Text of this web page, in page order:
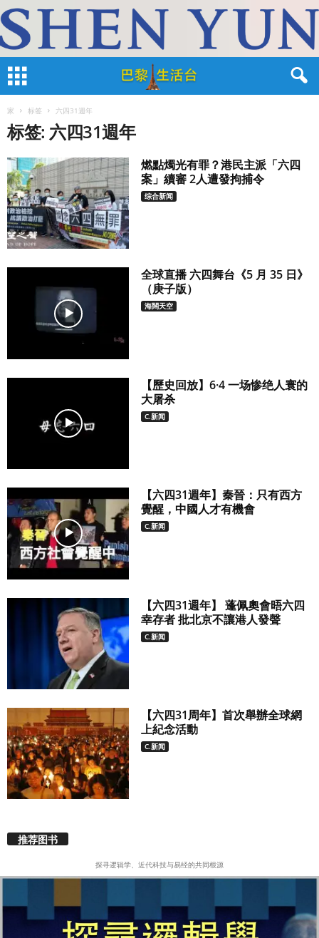
家 标签 六四31週年
标签: 六四31週年
燃點燭光有罪？港民主派「六四
案」續審 2人遭發拘捕令
综合新闻
全球直播 六四舞台《5 月 35 日》
（庚子版）
海闊天空
【歷史回放】6·4 一场惨绝人寰的
大屠杀
C.新闻
【六四31週年】秦晉：只有西方
覺醒，中國人才有機會
C.新闻
【六四31週年】 蓬佩奧會晤六四
幸存者 批北京不讓港人發聲
C.新闻
【六四31周年】首次舉辦全球網
上紀念活動
C.新闻
推荐图书
探寻逻辑学、近代科技与易经的共同根源